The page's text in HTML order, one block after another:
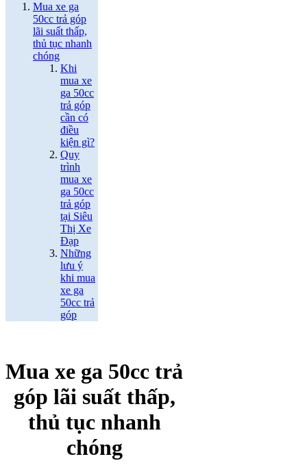
Mua xe ga
50cc trả góp
lãi suất thấp,
thủ tục nhanh
chóng
Khi
mua xe
ga 50cc
trả góp
cần có
điều
kiện gì?
Quy
trình
mua xe
ga 50cc
trả góp
tại Siêu
Thị Xe
Đạp
Những
lưu ý
khi mua
xe ga
50cc trả
góp
Mua xe ga 50cc trả
góp lãi suất thấp,
thủ tục nhanh
chóng